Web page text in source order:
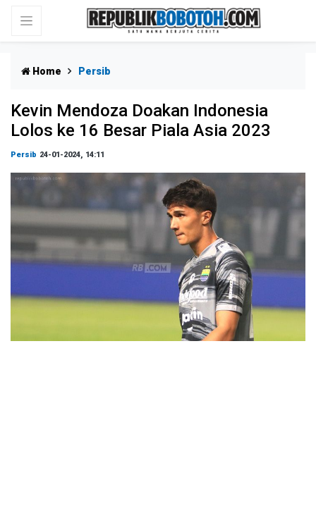
Home Persib
Kevin Mendoza Doakan Indonesia
Lolos ke 16 Besar Piala Asia 2023
Persib 24-01-2024, 14:11